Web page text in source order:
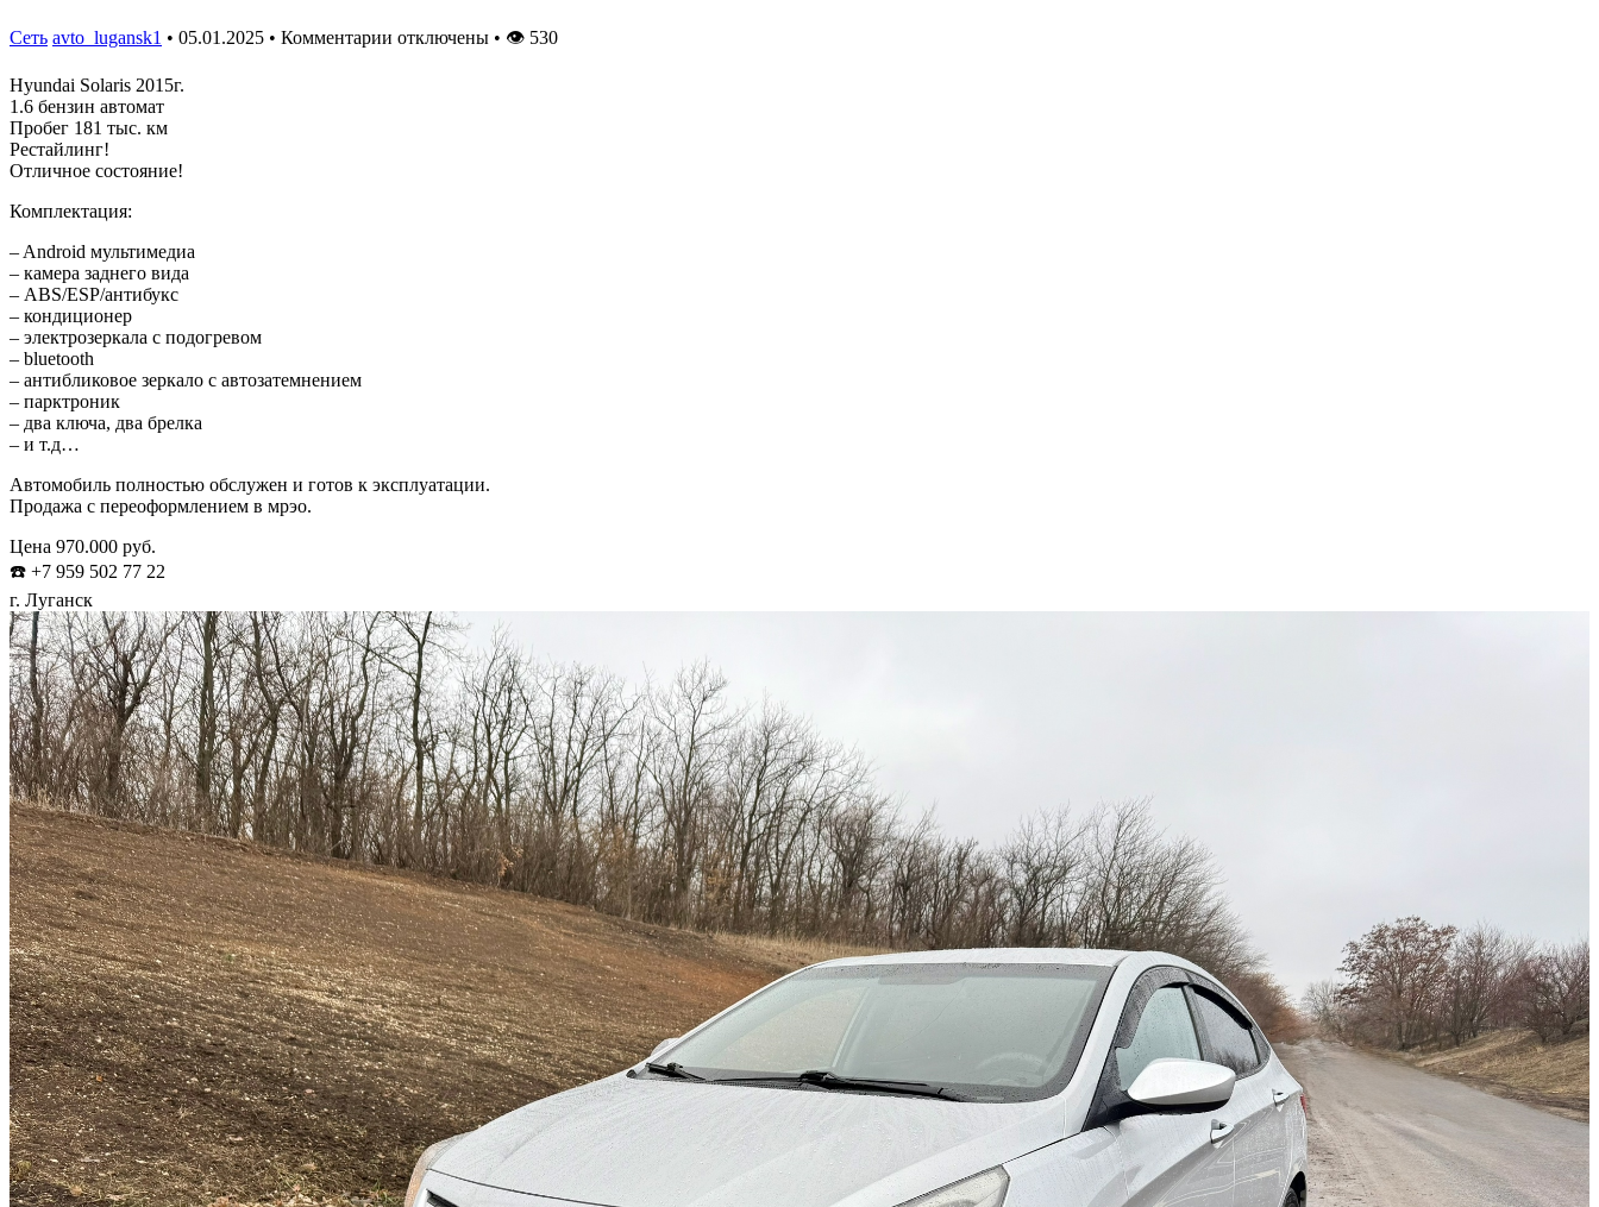
Сеть avto_lugansk1 • 05.01.2025 • Комментарии отключены • 👁 530
Hyundai Solaris 2015г.
1.6 бензин автомат
Пробег 181 тыс. км
Рестайлинг!
Отличное состояние!
Комплектация:
– Android мультимедиа
– камера заднего вида
– ABS/ESP/антибукс
– кондиционер
– электрозеркала с подогревом
– bluetooth
– антибликовое зеркало с автозатемнением
– парктроник
– два ключа, два брелка
– и т.д…
Автомобиль полностью обслужен и готов к эксплуатации.
Продажа с переоформлением в мрэо.
Цена 970.000 руб.
☎️ +7 959 502 77 22
г. Луганск